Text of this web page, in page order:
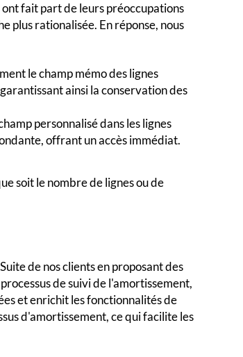
fait part de leurs préoccupations
plus rationalisée. En réponse, nous
le champ mémo des lignes
ainsi la conservation des
personnalisé dans les lignes
offrant un accès immédiat.
soit le nombre de lignes ou de
de nos clients en proposant des
de suivi de l'amortissement,
et enrichit les fonctionnalités de
d'amortissement, ce qui facilite les